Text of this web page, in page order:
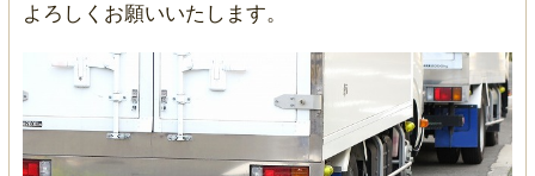
よろしくお願いいたします。